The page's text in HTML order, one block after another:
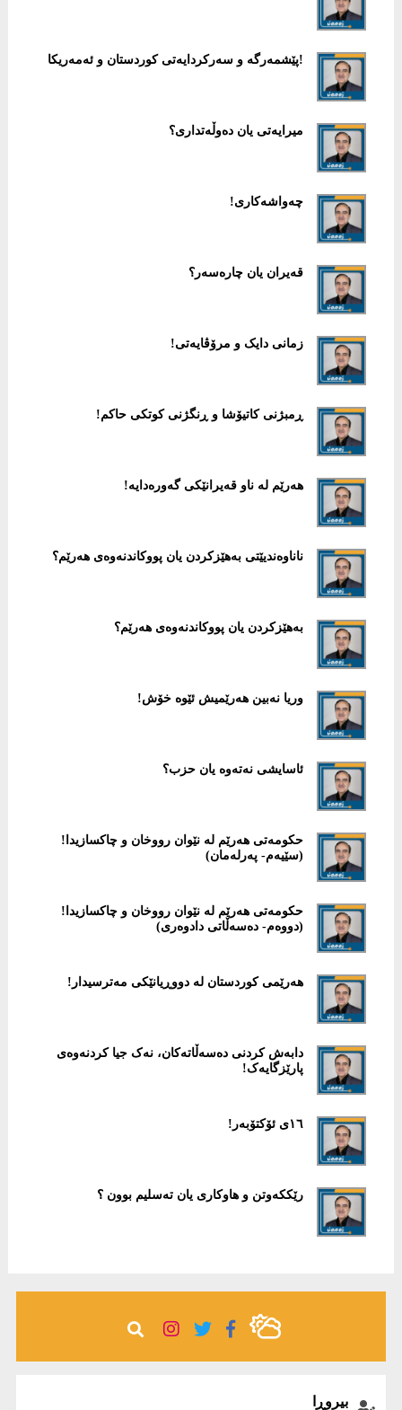
!پێشمەرگە و سەرکردايەتی کوردستان و ئەمەریکا
میرایەتی یان دەوڵەتداری؟
چەواشەکاری!
قەیران یان چارەسەر؟
زمانی دایک و مرۆڤایەتی!
ڕمبژنی کاتیۆشا و ڕنگژنی کوتکی حاکم!
هەرێم لە ناو قەیرانێکی گەورەدایە!
ناناوەندیێتی بەهێزکردن یان پووکاندنەوەی هەرێم؟
بەهێزکردن یان پووکاندنەوەی هەرێم؟
وريا نەبين هەرێميش ئێوە خۆش!
ئاسایشی نەتەوە یان حزب؟
حکومەتی هەرێم لە نێوان رووخان و چاکسازیدا!
(سێیەم- پەرلەمان)
حکومەتی هەرێم لە نێوان رووخان و چاکسازیدا!
(دووەم- دەسەڵاتی دادوەری)
ھەرێمی کوردستان لە دووڕیانێکی مەترسیدار!
دابەش کردنی دەسەڵاتەکان، نەک جیا کردنەوەی
پارێزگایەک‌!
١٦ی ئۆکتۆبەر!
رێككەوتن و هاوكاری یان تەسلیم بوون ؟
بیروڕا